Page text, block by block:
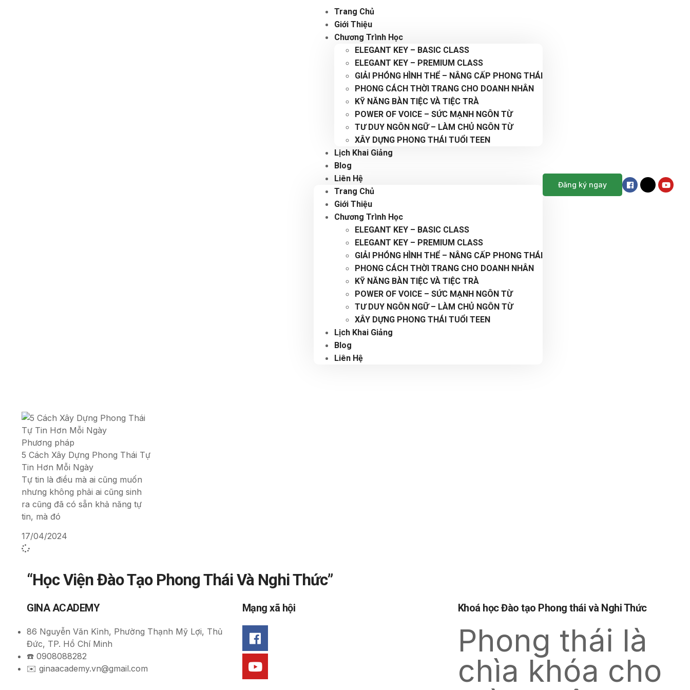
Trang Chủ
Giới Thiệu
Chương Trình Học
ELEGANT KEY – BASIC CLASS
ELEGANT KEY – PREMIUM CLASS
GIẢI PHÓNG HÌNH THỂ – NÂNG CẤP PHONG THÁI
PHONG CÁCH THỜI TRANG CHO DOANH NHÂN
KỸ NĂNG BÀN TIỆC VÀ TIỆC TRÀ
POWER OF VOICE – SỨC MẠNH NGÔN TỪ
TƯ DUY NGÔN NGỮ – LÀM CHỦ NGÔN TỪ
XÂY DỰNG PHONG THÁI TUỔI TEEN
Lịch Khai Giảng
Blog
Liên Hệ
Trang Chủ
Giới Thiệu
Chương Trình Học
ELEGANT KEY – BASIC CLASS
ELEGANT KEY – PREMIUM CLASS
GIẢI PHÓNG HÌNH THỂ – NÂNG CẤP PHONG THÁI
PHONG CÁCH THỜI TRANG CHO DOANH NHÂN
KỸ NĂNG BÀN TIỆC VÀ TIỆC TRÀ
POWER OF VOICE – SỨC MẠNH NGÔN TỪ
TƯ DUY NGÔN NGỮ – LÀM CHỦ NGÔN TỪ
XÂY DỰNG PHONG THÁI TUỔI TEEN
Lịch Khai Giảng
Blog
Liên Hệ
Đăng ký ngay
Phương pháp
5 Cách Xây Dựng Phong Thái Tự
Tin Hơn Mỗi Ngày
Tự tin là điều mà ai cũng muốn
nhưng không phải ai cũng sinh
ra cũng đã có sẵn khả năng tự
tin, mà đó
17/04/2024
“Học Viện Đào Tạo Phong Thái Và Nghi Thức”
GINA ACADEMY
86 Nguyễn Văn Kỉnh, Phường Thạnh Mỹ Lợi, Thủ
Đức, TP. Hồ Chí Minh
☎️ 0908088282
✉️ ginaacademy.vn@gmail.com
Mạng xã hội Khoá học Đào tạo Phong thái và Nghi Thức
Phong thái là
chìa khóa cho